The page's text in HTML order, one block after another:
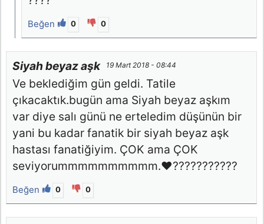
Beğen 0 0
Siyah beyaz aşk 19 Mart 2018 - 08:44
Ve beklediğim gün geldi. Tatile
çıkacaktık.bugün ama Siyah beyaz aşkım
var diye salı günü ne erteledim düşünün bir
yani bu kadar fanatik bir siyah beyaz aşk
hastası fanatiğiyim. ÇOK ama ÇOK
seviyorummmmmmmmmm.❤️???????????
Beğen 0 0